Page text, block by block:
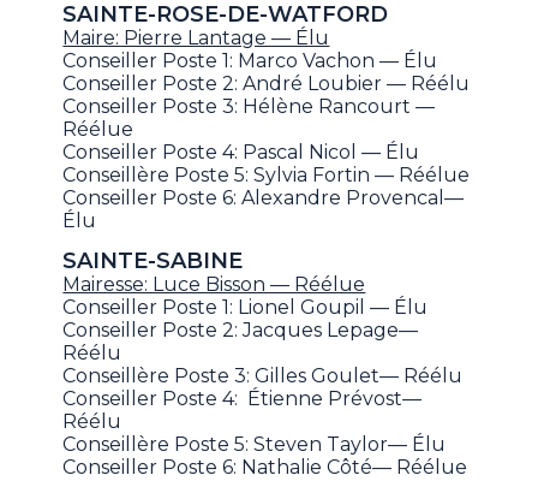
SAINTE-ROSE-DE-WATFORD
Maire: Pierre Lantage — Élu
Conseiller Poste 1: Marco Vachon — Élu
Conseiller Poste 2: André Loubier — Réélu
Conseiller Poste 3: Hélène Rancourt —
Réélue
Conseiller Poste 4: Pascal Nicol — Élu
Conseillère Poste 5: Sylvia Fortin — Réélue
Conseiller Poste 6: Alexandre Provencal—
Élu
SAINTE-SABINE
Mairesse: Luce Bisson — Réélue
Conseiller Poste 1: Lionel Goupil — Élu
Conseiller Poste 2: Jacques Lepage—
Réélu
Conseillère Poste 3: Gilles Goulet— Réélu
Conseiller Poste 4: Étienne Prévost—
Réélu
Conseillère Poste 5: Steven Taylor— Élu
Conseiller Poste 6: Nathalie Côté— Réélue